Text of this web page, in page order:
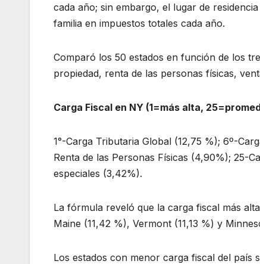
cada año; sin embargo, el lugar de
familia en impuestos totales cada año.
Comparó los 50 estados en función de los
propiedad, renta de las personas físicas,
Carga Fiscal en NY (1=más alta,
1°-Carga Tributaria Global (12,75 %); 6º-
Renta de las Personas Físicas (4,90%); 25-
especiales (3,42%).
La fórmula reveló que la carga fiscal más
Maine (11,42 %), Vermont (11,13 %) y
Los estados con menor carga fiscal del país